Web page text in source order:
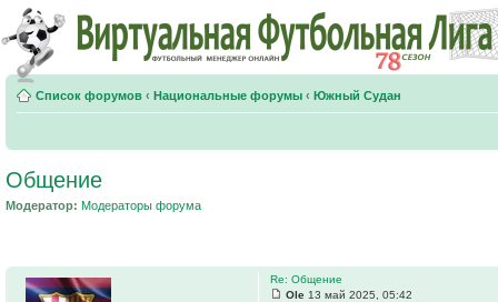
Список форумов ‹ Национальные форумы ‹ Южный Судан
Общение
Модератор: Модераторы форума
Re: Общение
Ole 13 май 2025, 05:42